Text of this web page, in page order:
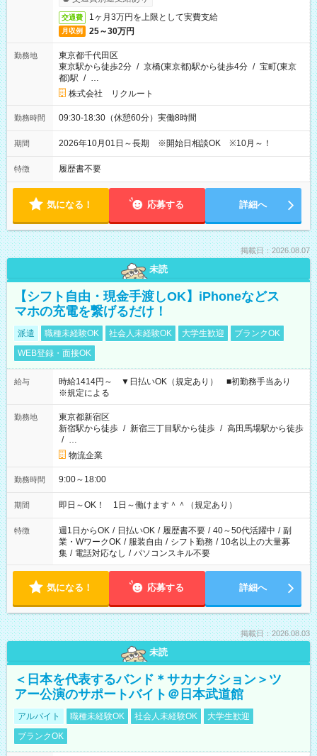
交通費 1ヶ月3万円を上限として実費支給
月収例 25～30万円
勤務地
東京都千代田区
東京駅から徒歩2分 / 京橋(東京都)駅から徒歩4分 / 宝町(東京
都)駅 / …
株式会社 リクルート
勤務時間 09:30-18:30（休憩60分）実働8時間
期間 2026年10月01日～長期 ※開始日相談OK ※10月～！
特徴 履歴書不要
気になる！ 応募する 詳細へ
掲載日：2026.08.07
未読
【シフト自由・現金手渡しOK】iPhoneなどス
マホの充電を繋げるだけ！
派遣 職種未経験OK 社会人未経験OK 大学生歓迎
ブランクOK
WEB登録・面接OK
給与
時給1414円～ ▼日払いOK（規定あり） ■初勤務手当あり
※規定による
勤務地
東京都新宿区
新宿駅から徒歩 / 新宿三丁目駅から徒歩 / 高田馬場駅から徒歩
/ …
物流企業
勤務時間 9:00～18:00
期間 即日～OK！ 1日～働けます＾＾（規定あり）
特徴 週1日からOK / 日払いOK / 履歴書不要 / 40～50代活躍中 / 副
業・WワークOK / 服装自由 / シフト勤務 / 10名以上の大量募
集 / 電話対応なし / パソコンスキル不要
気になる！ 応募する 詳細へ
掲載日：2026.08.03
未読
＜日本を代表するバンド＊サカナクション＞ツ
アー公演のサポートバイト＠日本武道館
アルバイト 職種未経験OK 社会人未経験OK
大学生歓迎
ブランクOK